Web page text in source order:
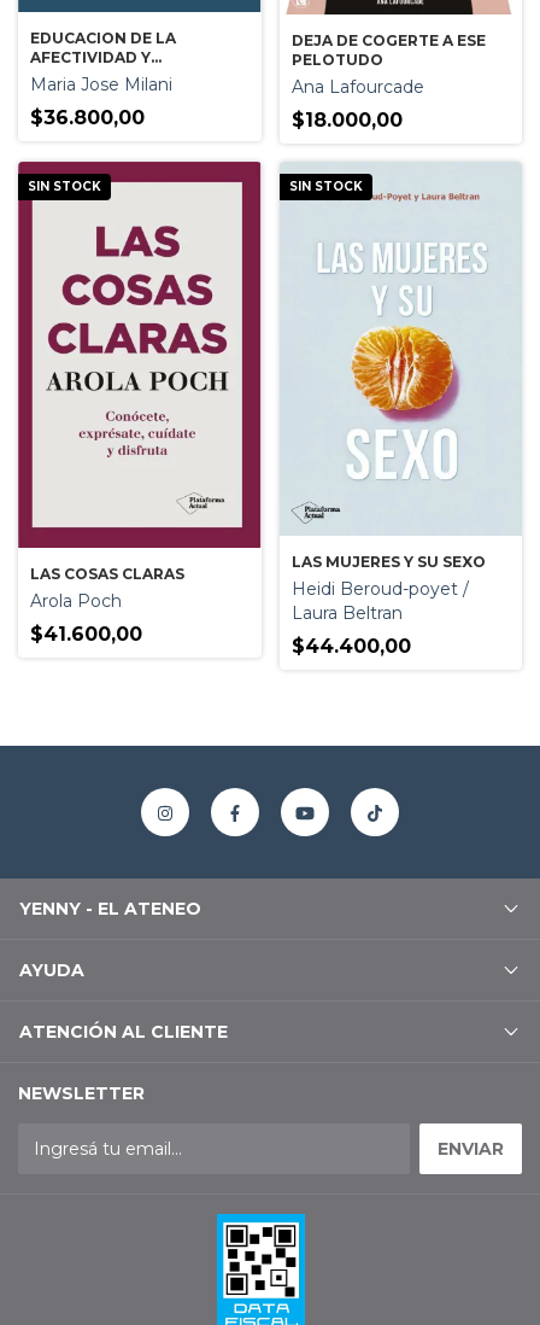
EDUCACION DE LA
AFECTIVIDAD Y
SEXUALIDAD INTEGRAL:
HORIZONTES Y DESAFIOS
Maria Jose Milani
$36.800,00
DEJA DE COGERTE A ESE
PELOTUDO
Ana Lafourcade
$18.000,00
SIN STOCK
LAS COSAS CLARAS
Arola Poch
$41.600,00
SIN STOCK
LAS MUJERES Y SU SEXO
Heidi Beroud-poyet /
Laura Beltran
$44.400,00
YENNY - EL ATENEO
AYUDA
ATENCIÓN AL CLIENTE
NEWSLETTER